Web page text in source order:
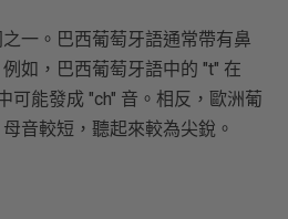
一。巴西葡萄牙語通常帶有鼻
如，巴西葡萄牙語中的 "t" 在
可能發成 "ch" 音。相反，歐洲葡
音較短，聽起來較為尖銳。